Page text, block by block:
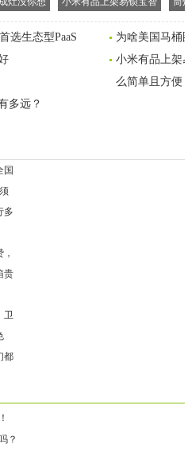
么好
能抽屉柜开关，蓝牙开
锁就是这么简单且方便
选生态型PaaS
为啥美国马桶
小米有品上架
么简单且方便
多远？
国
多
贵
卫
都
？